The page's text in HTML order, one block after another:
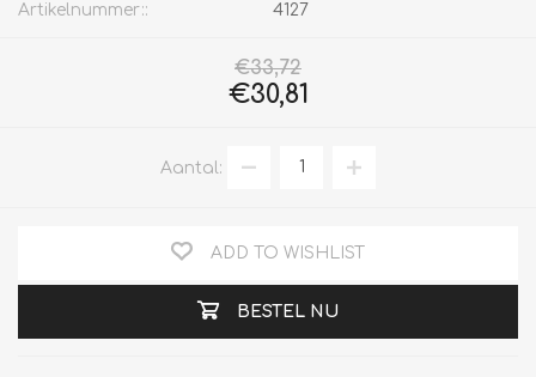
Artikelnummer:: 4127
€33,72
€30,81
Aantal:
ADD TO WISHLIST
BESTEL NU